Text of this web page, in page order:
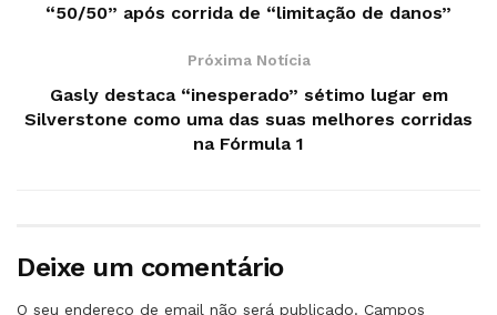
“50/50” após corrida de “limitação de danos”
Próxima Notícia
Gasly destaca “inesperado” sétimo lugar em
Silverstone como uma das suas melhores corridas
na Fórmula 1
Deixe um comentário
O seu endereço de email não será publicado. Campos